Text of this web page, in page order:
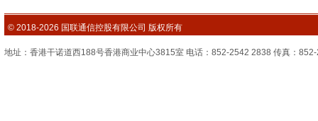
© 2018-2026 国联通信控股有限公司 版权所有
地址：香港干诺道西188号香港商业中心3815室 电话：852-2542 2838 传真：